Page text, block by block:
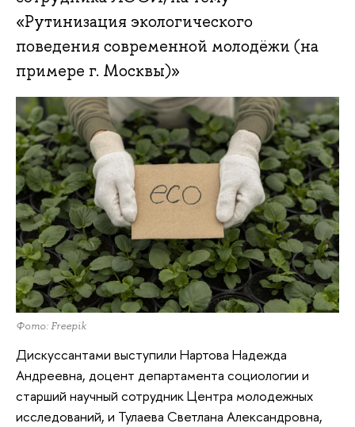
«Рутинизация экологического
поведения современной молодёжи (на
примере г. Москвы)»
Фото: Freepik
Дискуссантами выступили Нартова Надежда
Андреевна, доцент департамента социологии и
старший научный сотрудник Центра молодежных
исследований, и Тулаева Светлана Александровна,